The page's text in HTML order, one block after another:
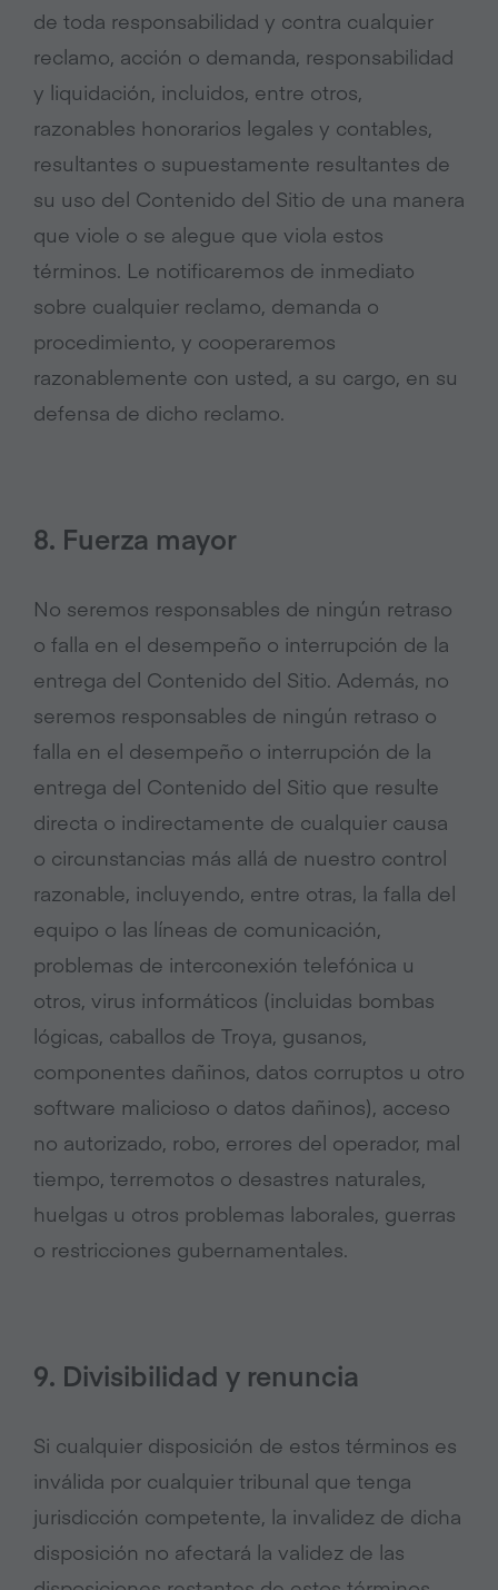
de toda responsabilidad y contra cualquier
reclamo, acción o demanda, responsabilidad
y liquidación, incluidos, entre otros,
razonables honorarios legales y contables,
resultantes o supuestamente resultantes de
su uso del Contenido del Sitio de una manera
que viole o se alegue que viola estos
términos. Le notificaremos de inmediato
sobre cualquier reclamo, demanda o
procedimiento, y cooperaremos
razonablemente con usted, a su cargo, en su
defensa de dicho reclamo.
8. Fuerza mayor
No seremos responsables de ningún retraso
o falla en el desempeño o interrupción de la
entrega del Contenido del Sitio. Además, no
seremos responsables de ningún retraso o
falla en el desempeño o interrupción de la
entrega del Contenido del Sitio que resulte
directa o indirectamente de cualquier causa
o circunstancias más allá de nuestro control
razonable, incluyendo, entre otras, la falla del
equipo o las líneas de comunicación,
problemas de interconexión telefónica u
otros, virus informáticos (incluidas bombas
lógicas, caballos de Troya, gusanos,
componentes dañinos, datos corruptos u otro
software malicioso o datos dañinos), acceso
no autorizado, robo, errores del operador, mal
tiempo, terremotos o desastres naturales,
huelgas u otros problemas laborales, guerras
o restricciones gubernamentales.
9. Divisibilidad y renuncia
Si cualquier disposición de estos términos es
inválida por cualquier tribunal que tenga
jurisdicción competente, la invalidez de dicha
disposición no afectará la validez de las